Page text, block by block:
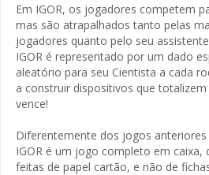
Em IGOR, os jogadores competem
mas são atrapalhados tanto pelas
jogadores quanto pelo seu
IGOR é representado por um dado
aleatório para seu Cientista a cada
a construir dispositivos que
vence!
Diferentemente dos jogos
IGOR é um jogo completo em caixa,
feitas de papel cartão, e não de